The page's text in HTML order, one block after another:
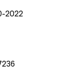
2022